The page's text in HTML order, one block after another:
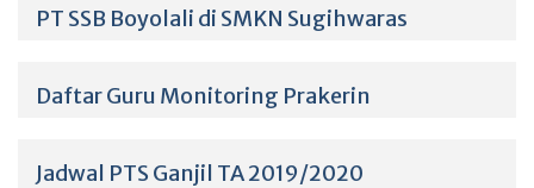
PT SSB Boyolali di SMKN Sugihwaras
Daftar Guru Monitoring Prakerin
Jadwal PTS Ganjil TA 2019/2020